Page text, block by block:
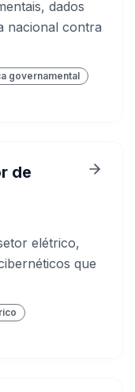
dados
nacional contra
governamental
de
elétrico,
que